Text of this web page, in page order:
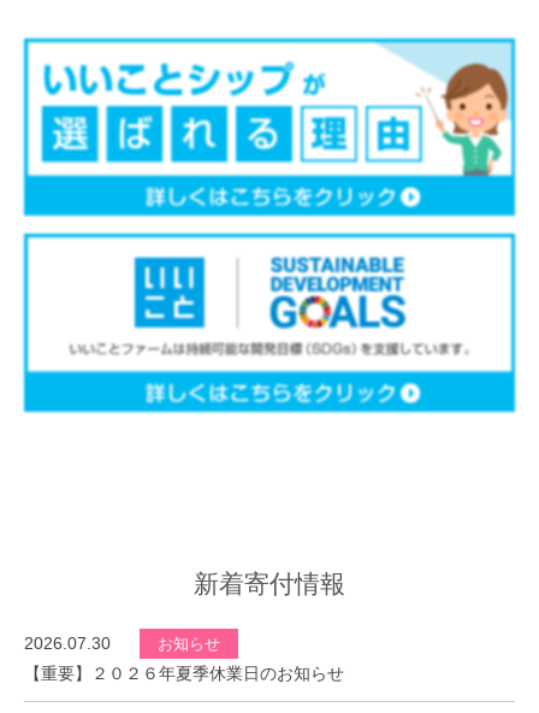
新着寄付情報
2026.07.30 お知らせ
【重要】２０２６年夏季休業日のお知らせ